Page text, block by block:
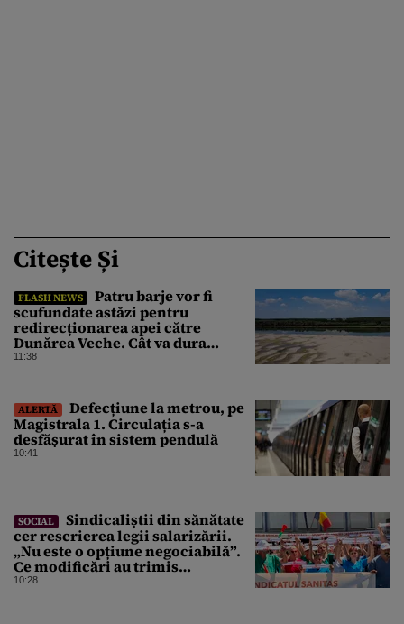
Citește Și
FLASH NEWS
Patru barje vor fi
scufundate astăzi pentru
redirecționarea apei către
Dunărea Veche. Cât va dura
operațiunea
11:38
ALERTĂ
Defecțiune la metrou, pe
Magistrala 1. Circulația s-a
desfășurat în sistem pendulă
10:41
SOCIAL
Sindicaliștii din sănătate
cer rescrierea legii salarizării.
„Nu este o opțiune negociabilă”.
Ce modificări au trimis
Guvernului Bolojan
10:28